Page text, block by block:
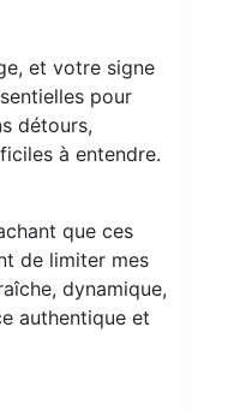
et votre signe
pour
détours,
à entendre.
que ces
de limiter mes
dynamique,
authentique et